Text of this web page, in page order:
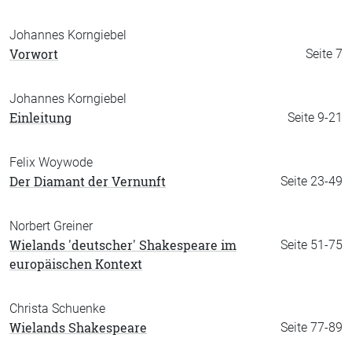
Johannes Korngiebel
Seite 7
Vorwort
Johannes Korngiebel
Seite 9-21
Einleitung
Felix Woywode
Seite 23-49
Der Diamant der Vernunft
Norbert Greiner
Seite 51-75
Wielands 'deutscher' Shakespeare im
europäischen Kontext
Christa Schuenke
Seite 77-89
Wielands Shakespeare